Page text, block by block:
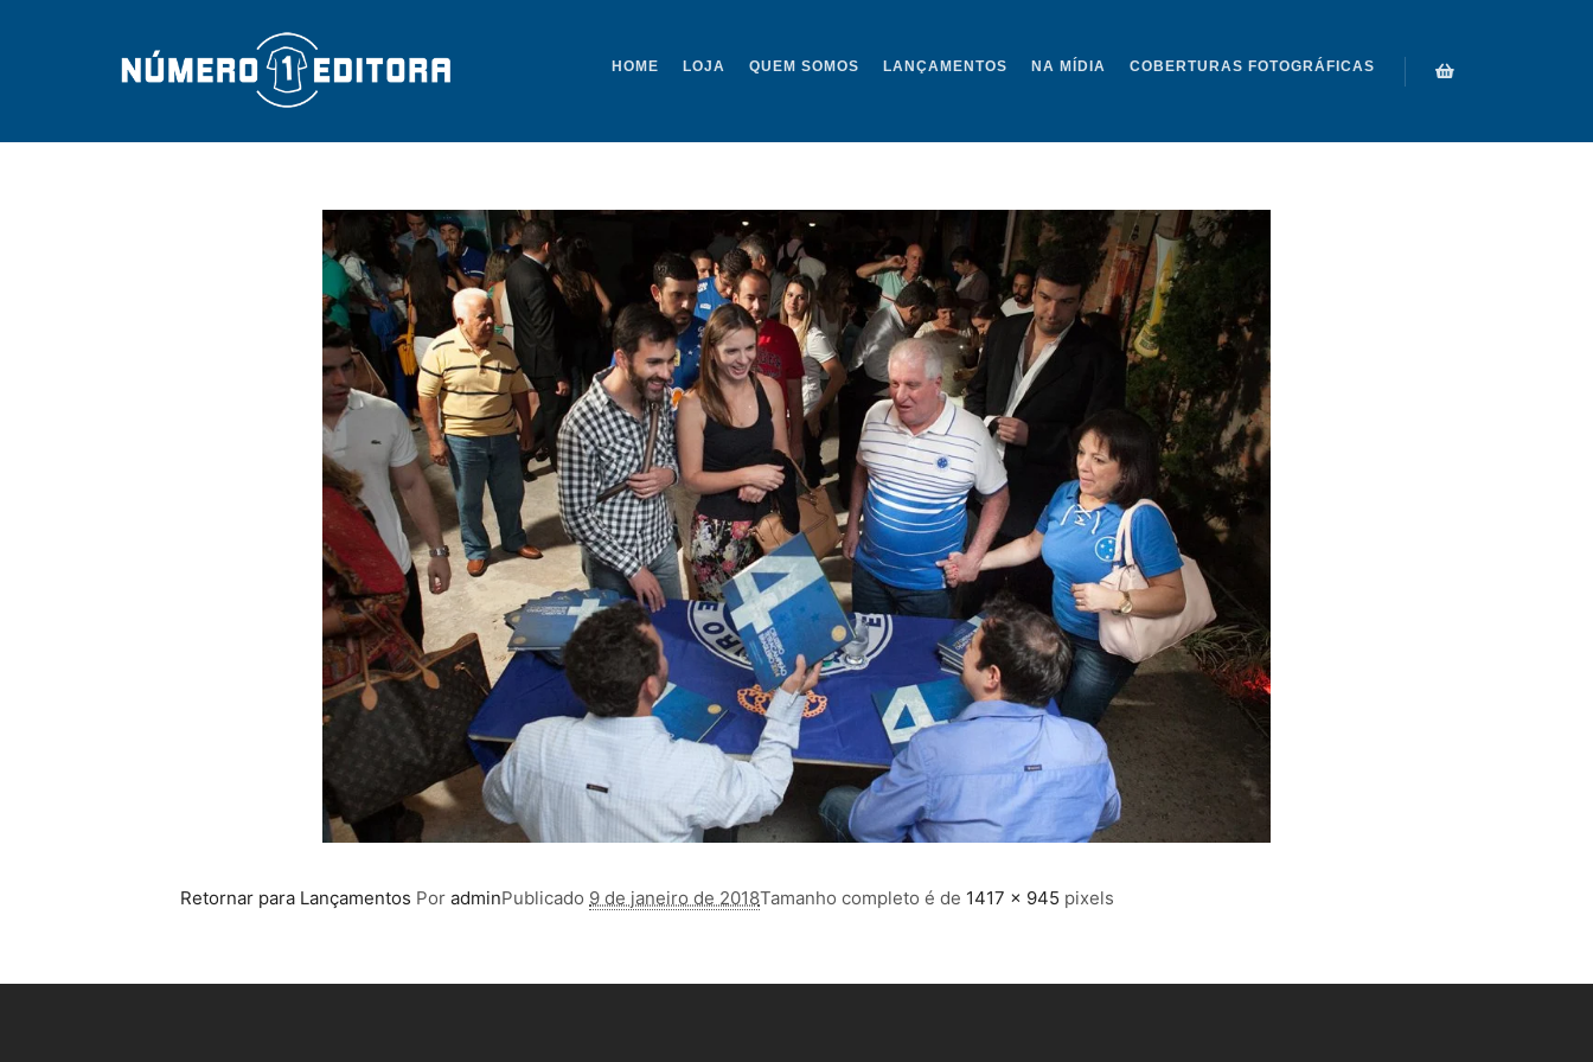
HOME LOJA QUEM SOMOS LANÇAMENTOS NA MÍDIA COBERTURAS FOTOGRÁFICAS
Retornar para Lançamentos Por adminPublicado 9 de janeiro de 2018Tamanho completo é de 1417 × 945 pixels